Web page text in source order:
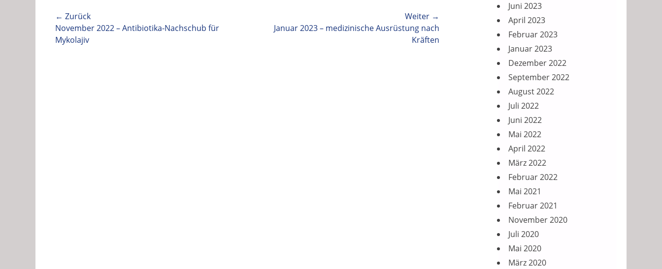
Beitragsnavigation
← Zurück
Vorhergehender
Beitrag:
November 2022 – Antibiotika-Nachschub für
Mykolajiv
Weiter →
NächsterJanuar 2023 – medizinische Ausrüstung nach
Kräften
Juni 2023
April 2023
Februar 2023
Januar 2023
Dezember 2022
September 2022
August 2022
Juli 2022
Juni 2022
Mai 2022
April 2022
März 2022
Februar 2022
Mai 2021
Februar 2021
November 2020
Juli 2020
Mai 2020
März 2020